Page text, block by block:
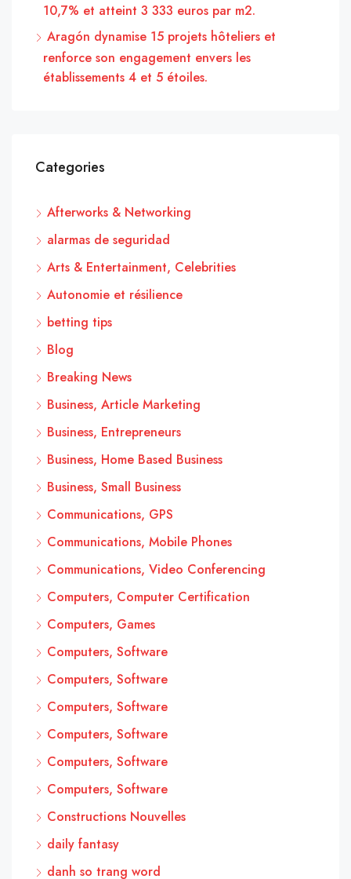
10,7% et atteint 3 333 euros par m2.
Aragón dynamise 15 projets hôteliers et
renforce son engagement envers les
établissements 4 et 5 étoiles.
Categories
Afterworks & Networking
alarmas de seguridad
Arts & Entertainment, Celebrities
Autonomie et résilience
betting tips
Blog
Breaking News
Business, Article Marketing
Business, Entrepreneurs
Business, Home Based Business
Business, Small Business
Communications, GPS
Communications, Mobile Phones
Communications, Video Conferencing
Computers, Computer Certification
Computers, Games
Computers, Software
Computers, Software
Computers, Software
Computers, Software
Computers, Software
Computers, Software
Constructions Nouvelles
daily fantasy
danh so trang word